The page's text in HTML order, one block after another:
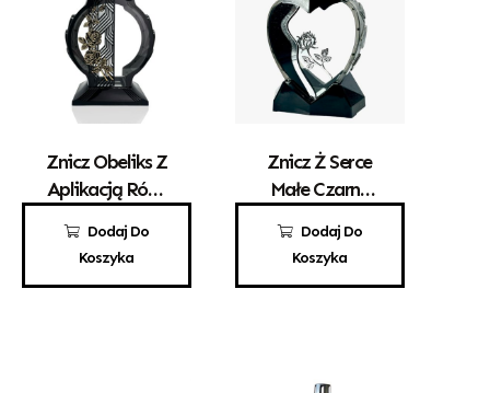
Dodaj Do
Koszyka
Znicz Obeliks Z
Aplikacją Róży
110,00zł
Dodaj Do
Koszyka
Znicz Ż Serce
Małe Czarne
69,00 zł